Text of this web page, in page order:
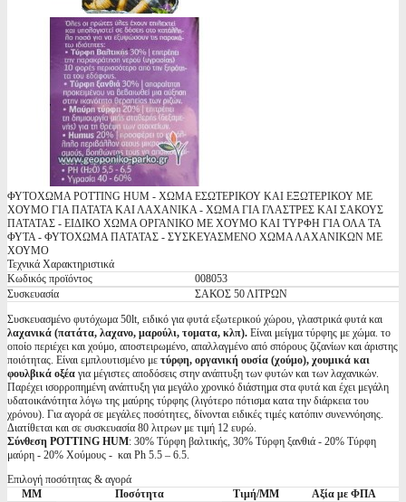
ΦΥΤΟΧΩΜΑ POTTING HUM - ΧΩΜΑ ΕΣΩΤΕΡΙΚΟΥ ΚΑΙ ΕΞΩΤΕΡΙΚΟΥ ΜΕ
ΧΟΥΜΟ ΓΙΑ ΠΑΤΑΤΑ ΚΑΙ ΛΑΧΑΝΙΚΑ - ΧΩΜΑ ΓΙΑ ΓΛΑΣΤΡΕΣ ΚΑΙ ΣΑΚΟΥΣ
ΠΑΤΑΤΑΣ - ΕΙΔΙΚΟ ΧΩΜΑ ΟΡΓΑΝΙΚΟ ΜΕ ΧΟΥΜΟ ΚΑΙ ΤΥΡΦΗ ΓΙΑ ΟΛΑ ΤΑ
ΦΥΤΑ - ΦΥΤΟΧΩΜΑ ΠΑΤΑΤΑΣ - ΣΥΣΚΕΥΑΣΜΕΝΟ ΧΩΜΑ ΛΑΧΑΝΙΚΩΝ ΜΕ
ΧΟΥΜΟ
Τεχνικά Χαρακτηριστικά
Κωδικός προϊόντος
008053
Συσκευασία
ΣΑΚΟΣ 50 ΛΙΤΡΩΝ
Συσκευασμένο φυτόχωμα 50lt, ειδικό για φυτά εξωτερικού χώρου, γλαστρικά φυτά και
λαχανικά (πατάτα, λαχανο, μαρούλι, τοματα, κλπ). Είναι μείγμα τύρφης με χώμα. το
οποίο περιέχει και χούμο, αποστειρωμένο, απαλλαγμένο από σπόρους ζιζανίων και άριστης
ποιότητας. Είναι εμπλουτισμένο με τύρφη, οργανική ουσία (χούμο), χουμικά και
φουλβικά οξέα για μέγιστες αποδόσεις στην ανάπτυξη των φυτών και των λαχανικών.
Παρέχει ισορροπημένη ανάπτυξη για μεγάλο χρονικό διάστημα στα φυτά και έχει μεγάλη
υδατοικάνότητα λόγω της μαύρης τύρφης (λιγότερο πότισμα κατα την διάρκεια του
χρόνου). Για αγορά σε μεγάλες ποσότητες, δίνονται ειδικές τιμές κατόπιν συνεννόησης.
Διατίθεται και σε συσκευασία 80 λιτρων με τιμή 12 ευρώ.
Σύνθεση POTTING HUM: 30% Τύρφη βαλτικής, 30% Τύρφη ξανθιά - 20% Τύρφη
μαύρη - 20% Χούμους - και Ph 5.5 – 6.5.
Επιλογή ποσότητας & αγορά
ΜΜ
Ποσότητα Τιμή/ΜΜ Αξία με ΦΠΑ